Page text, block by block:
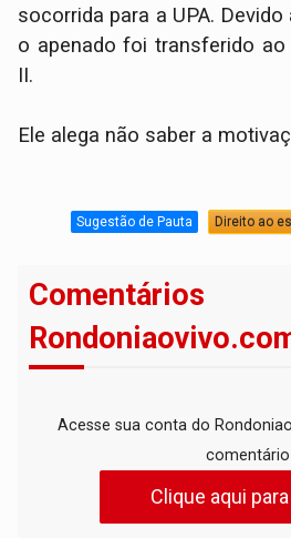
socorrida para a UPA.
o apenado foi transferido
II.
Ele alega não saber a
Sugestão de Pauta Direito ao
Comentários
Acesse sua conta do
comentário
Clique aqui